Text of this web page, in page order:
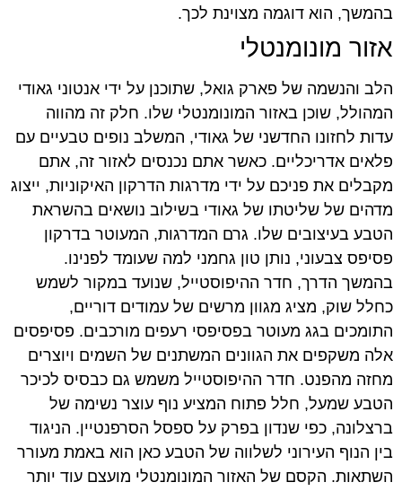
בהמשך, הוא דוגמה מצוינת לכך.
אזור מונומנטלי
הלב והנשמה של פארק גואל, שתוכנן על ידי אנטוני גאודי
המהולל, שוכן באזור המונומנטלי שלו. חלק זה מהווה
עדות לחזונו החדשני של גאודי, המשלב נופים טבעיים עם
פלאים אדריכליים. כאשר אתם נכנסים לאזור זה, אתם
מקבלים את פניכם על ידי מדרגות הדרקון האיקוניות, ייצוג
מדהים של שליטתו של גאודי בשילוב נושאים בהשראת
הטבע בעיצובים שלו. גרם המדרגות, המעוטר בדרקון
פסיפס צבעוני, נותן טון גחמני למה שעומד לפנינו.
בהמשך הדרך, חדר ההיפוסטייל, שנועד במקור לשמש
כחלל שוק, מציג מגוון מרשים של עמודים דוריים,
התומכים בגג מעוטר בפסיפסי רעפים מורכבים. פסיפסים
אלה משקפים את הגוונים המשתנים של השמים ויוצרים
מחזה מהפנט. חדר ההיפוסטייל משמש גם כבסיס לכיכר
הטבע שמעל, חלל פתוח המציע נוף עוצר נשימה של
ברצלונה, כפי שנדון בפרק על ספסל הסרפנטיין. הניגוד
בין הנוף העירוני לשלווה של הטבע כאן הוא באמת מעורר
השתאות. הקסם של האזור המונומנטלי מועצם עוד יותר